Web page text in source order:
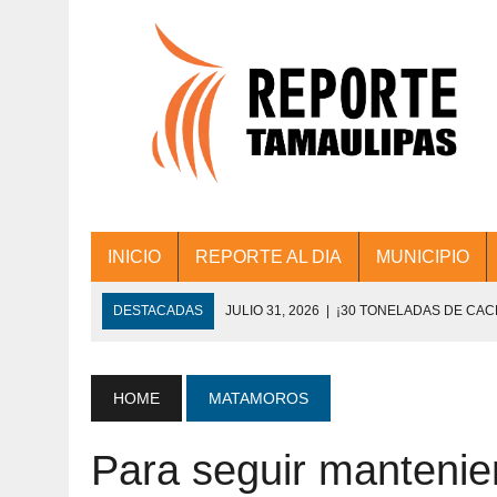
INICIO REPORTE AL DIA MUNICIPIO
DESTACADAS JULIO 31, 2026 | ¡30 TONELADAS DE
JULIO 30, 2026 | 💧🚰 ¡AGUA PARA LA COMUNIDAD!
JULIO 30, 2026 ¡TRABAJO EN EQUIPO Y RESULTADOS!
HOME MATAMOROS
Para seguir